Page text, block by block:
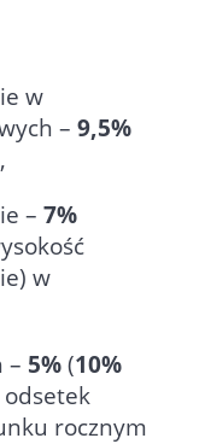
w
– 9,5%
– 7%
w
– 5%(10%
rocznym